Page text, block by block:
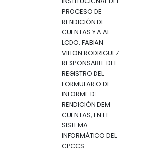
PROCESO DE
RENDICIÓN DE
CUENTAS Y A AL
LCDO. FABIAN
VILLON RODRIGUEZ
RESPONSABLE DEL
REGISTRO DEL
FORMULARIO DE
INFORME DE
RENDICIÓN DEM
CUENTAS, EN EL
SISTEMA
INFORMÁTICO DEL
CPCCS.